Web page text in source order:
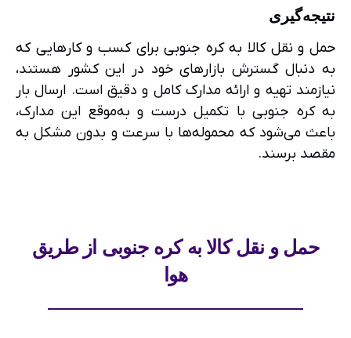
نتیجه‌گیری
حمل و نقل کالا به کره جنوبی برای کسب و کارهایی که
به دنبال گسترش بازارهای خود در این کشور هستند،
نیازمند تهیه و ارائه مدارک کامل و دقیق است. ارسال بار
به کره جنوبی با تکمیل درست و به‌موقع این مدارک،
باعث می‌شود که محموله‌ها با سرعت و بدون مشکل به
مقصد برسند.
حمل و نقل کالا به کره جنوبی از طریق
هوا